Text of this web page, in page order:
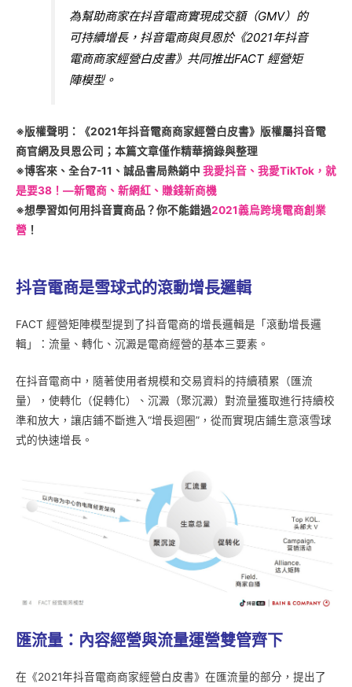
為幫助商家在抖音電商實現成交額（GMV）的
可持續增長，抖音電商與貝恩於《2021年抖音
電商商家經營白皮書》共同推出FACT 經營矩
陣模型。
※版權聲明：《2021年抖音電商商家經營白皮書》版權屬抖音電
商官網及貝恩公司；本篇文章僅作精華摘錄與整理
※博客來、全台7-11、誠品書局熱銷中 我愛抖音、我愛TikTok，就
是要38！—新電商、新網紅、賺錢新商機
※想學習如何用抖音賣商品？你不能錯過2021義烏跨境電商創業
營 ！
抖音電商是雪球式的滾動增長邏輯
FACT 經營矩陣模型提到了抖音電商的增長邏輯是「滾動增長邏
輯」：流量、轉化、沉澱是電商經營的基本三要素。
在抖音電商中，隨著使用者規模和交易資料的持續積累（匯流
量），使轉化（促轉化）、沉澱（聚沉澱）對流量獲取進行持續校
準和放大，讓店鋪不斷進入“增長迴圈”，從而實現店鋪生意滾雪球
式的快速增長。
匯流量：內容經營與流量運營雙管齊下
在《2021年抖音電商商家經營白皮書》在匯流量的部分，提出了